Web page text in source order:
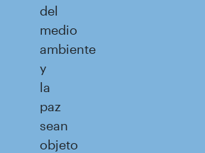
del
medio
ambiente
y
la
paz
sean
objeto